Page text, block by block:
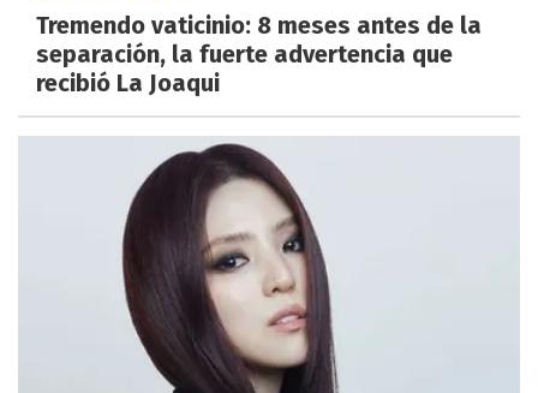
Tremendo vaticinio: 8 meses antes de la
separación, la fuerte advertencia que
recibió La Joaqui